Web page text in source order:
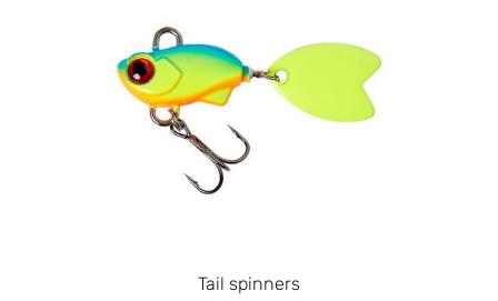
Tail spinners